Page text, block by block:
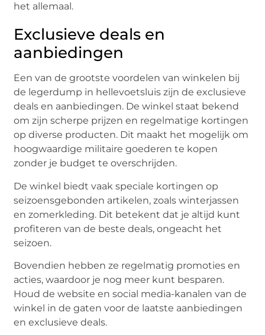
het allemaal.
Exclusieve deals en
aanbiedingen
Een van de grootste voordelen van winkelen bij
de legerdump in hellevoetsluis zijn de exclusieve
deals en aanbiedingen. De winkel staat bekend
om zijn scherpe prijzen en regelmatige kortingen
op diverse producten. Dit maakt het mogelijk om
hoogwaardige militaire goederen te kopen
zonder je budget te overschrijden.
De winkel biedt vaak speciale kortingen op
seizoensgebonden artikelen, zoals winterjassen
en zomerkleding. Dit betekent dat je altijd kunt
profiteren van de beste deals, ongeacht het
seizoen.
Bovendien hebben ze regelmatig promoties en
acties, waardoor je nog meer kunt besparen.
Houd de website en social media-kanalen van de
winkel in de gaten voor de laatste aanbiedingen
en exclusieve deals.